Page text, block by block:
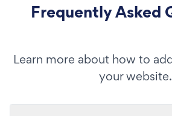
Frequently Asked
Learn more about how to
your website.